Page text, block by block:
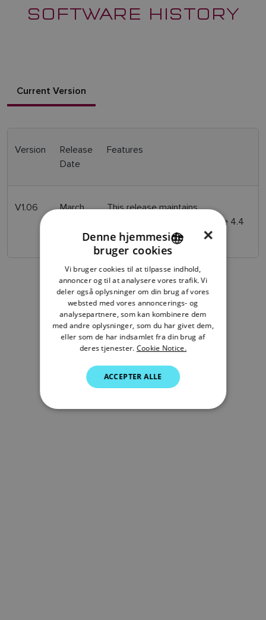
SOFTWARE HISTORY
Current Version
Version
Release
Date
Features
V1.06
March
This release maintains
compatibility with LightHouse 4.4
for Axiom chartplotters
ENGLISH
DANISH
ITALIAN
SWEDISH
DUTCH
×
Denne hjemmeside
bruger cookies
Vi bruger cookies til at tilpasse indhold,
annoncer og til at analysere vores trafik. Vi
deler også oplysninger om din brug af vores
websted med vores annoncerings- og
analysepartnere, som kan kombinere dem
med andre oplysninger, som du har givet dem,
eller som de har indsamlet fra din brug af
deres tjenester. Cookie Notice.
ACCEPTER ALLE